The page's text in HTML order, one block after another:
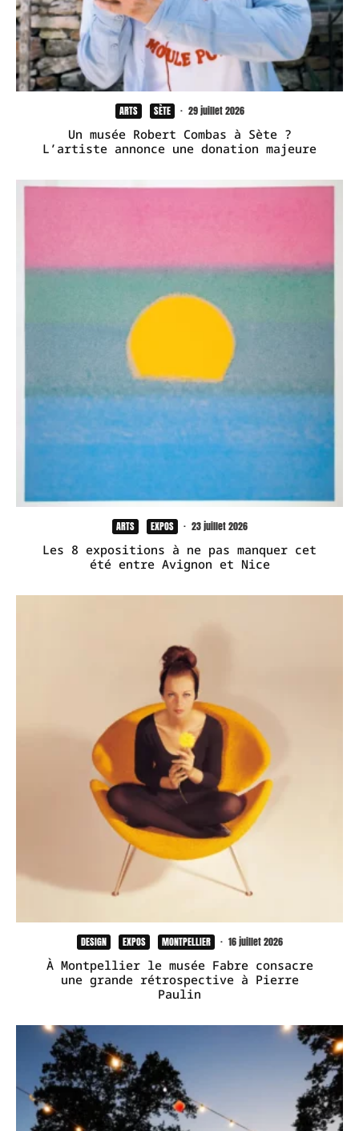
ARTS SÈTE · 29 juillet 2026
Un musée Robert Combas à Sète ?
L’artiste annonce une donation majeure
ARTS EXPOS · 23 juillet 2026
Les 8 expositions à ne pas manquer cet
été entre Avignon et Nice
DESIGN EXPOS MONTPELLIER · 16 juillet 2026
À Montpellier le musée Fabre consacre
une grande rétrospective à Pierre
Paulin